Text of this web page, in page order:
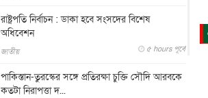
রাষ্ট্রপতি নির্বাচন : ডাকা হবে সংসদের বিশেষ
অধিবেশন
জাতীয় ৫ hours পূর্বে
পাকিস্তান-তুরস্কের সঙ্গে প্রতিরক্ষা চুক্তি সৌদি আরবকে
কতটা নিরাপত্তা দ...